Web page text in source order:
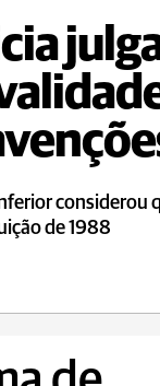
considerou
de 1988